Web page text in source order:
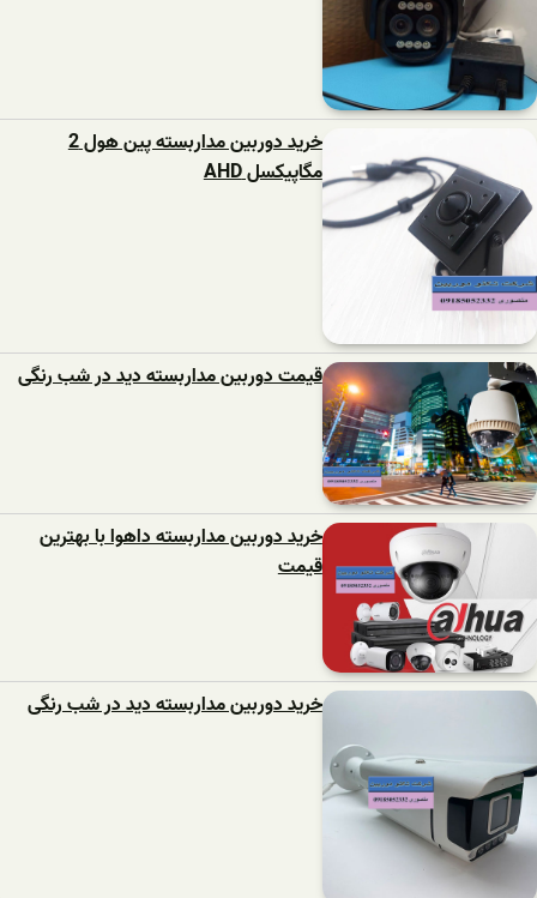
خرید دوربین مداربسته پین هول 2
مگاپیکسل AHD
قیمت دوربین مداربسته دید در شب رنگی
خرید دوربین مداربسته داهوا با بهترین
قیمت
خرید دوربین مداربسته دید در شب رنگی